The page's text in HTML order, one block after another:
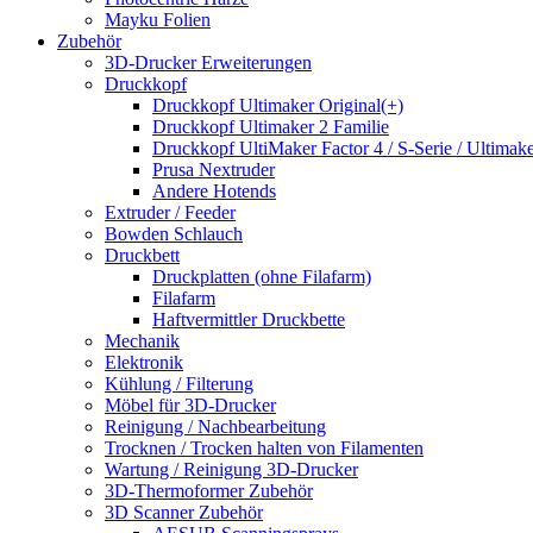
Mayku Folien
Zubehör
3D-Drucker Erweiterungen
Druckkopf
Druckkopf Ultimaker Original(+)
Druckkopf Ultimaker 2 Familie
Druckkopf UltiMaker Factor 4 / S-Serie /
Prusa Nextruder
Andere Hotends
Extruder / Feeder
Bowden Schlauch
Druckbett
Druckplatten (ohne Filafarm)
Filafarm
Haftvermittler Druckbette
Mechanik
Elektronik
Kühlung / Filterung
Möbel für 3D-Drucker
Reinigung / Nachbearbeitung
Trocknen / Trocken halten von Filamenten
Wartung / Reinigung 3D-Drucker
3D-Thermoformer Zubehör
3D Scanner Zubehör